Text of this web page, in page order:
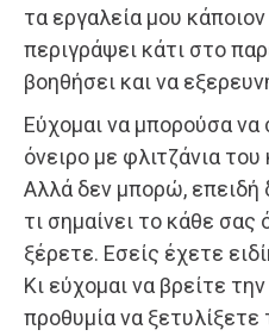
τα εργαλεία μου
περιγράψει κάτι στο
βοηθήσει και να
Εύχομαι να μπορούσα να
όνειρο με φλιτζάνια
Αλλά δεν μπορώ, επειδή
τι σημαίνει το κάθε σας
ξέρετε. Εσείς έχετε
Κι εύχομαι να βρείτε
προθυμία να